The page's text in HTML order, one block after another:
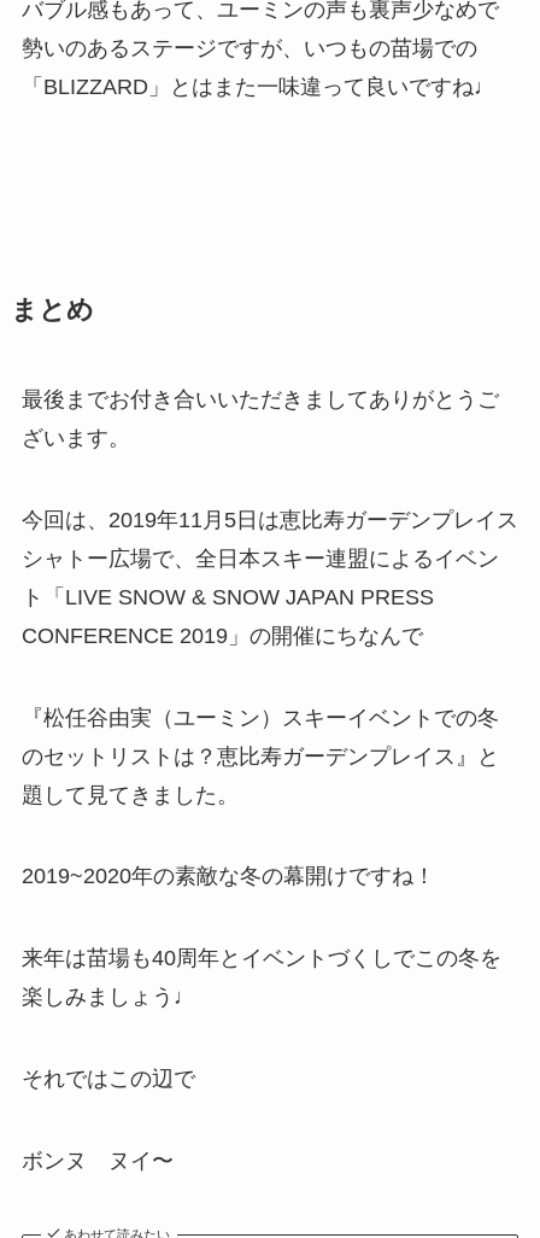
バブル感もあって、ユーミンの声も裏声少なめで
勢いのあるステージですが、いつもの苗場での
「BLIZZARD」とはまた一味違って良いですね♩
まとめ
最後までお付き合いいただきましてありがとうご
ざいます。
今回は、2019年11月5日は恵比寿ガーデンプレイス
シャトー広場で、全日本スキー連盟によるイベン
ト「LIVE SNOW & SNOW JAPAN PRESS
CONFERENCE 2019」の開催にちなんで
『松任谷由実（ユーミン）スキーイベントでの冬
のセットリストは？恵比寿ガーデンプレイス』
と
題して見てきました。
2019~2020年の素敵な冬の幕開けですね！
来年は苗場も40周年とイベントづくしでこの冬を
楽しみましょう♩
それではこの辺で
ボンヌ ヌイ〜
あわせて読みたい